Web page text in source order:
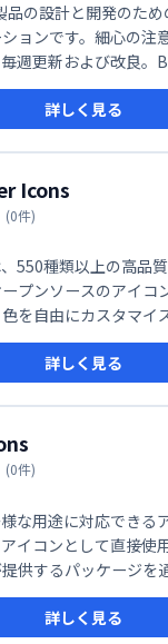
の設計と開発のため
ョンです。細心の注
週更新および改良。
設計されており、ス
タマイズが可能です。
詳しく見る
Icons
(0件)
550種類以上の高品
プンソースのアイコ
を自由にカスタマイ
商用利用も可能です。
ジネス用途まで幅広
効率化します。シンプ
、ウェブサイトやア
。
詳しく見る
(0件)
な用途に対応できる
イコンとして直接使
供するパッケージを
ます。デザインや開発
能にする強力なツール
詳しく見る